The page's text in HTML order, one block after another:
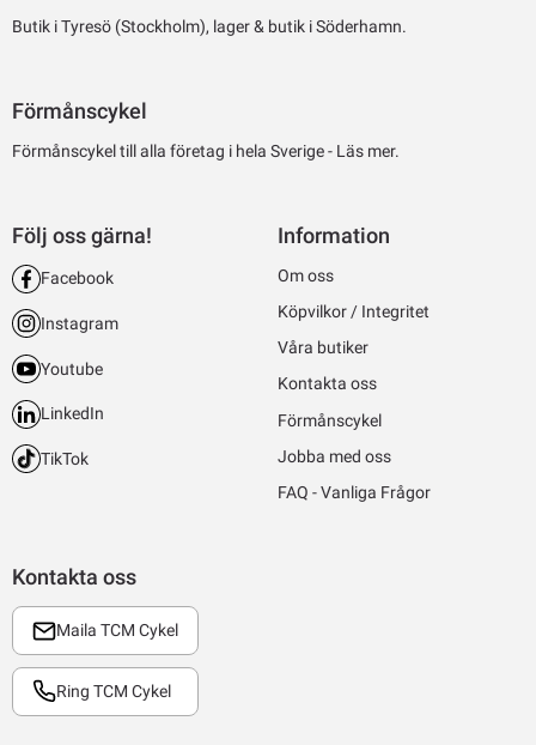
Butik i Tyresö (Stockholm), lager & butik i Söderhamn.
Förmånscykel
Förmånscykel till alla företag i hela Sverige - Läs mer.
Kontakta oss
Maila TCM Cykel
Ring TCM Cykel
Följ oss gärna!
Facebook
Instagram
Youtube
LinkedIn
TikTok
Information
Om oss
Köpvilkor / Integritet
Våra butiker
Kontakta oss
Förmånscykel
Jobba med oss
FAQ - Vanliga Frågor